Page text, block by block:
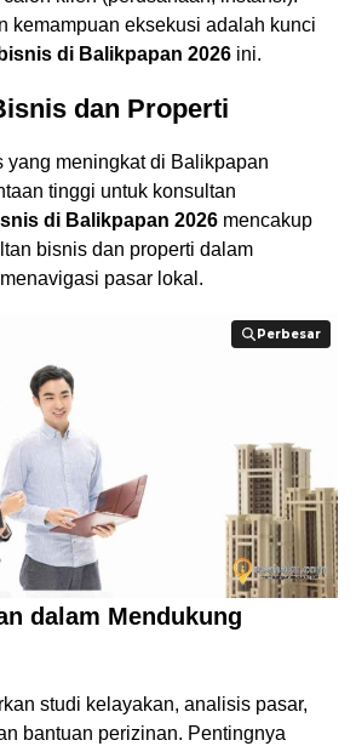
kemampuan eksekusi adalah kunci
di Balikpapan 2026 ini.
dan Properti
yang meningkat di Balikpapan
tinggi untuk konsultan
di Balikpapan 2026 mencakup
bisnis dan properti dalam
pasar lokal.
Perbesar
Perbesar
dalam Mendukung
studi kelayakan, analisis pasar,
bantuan perizinan. Pentingnya